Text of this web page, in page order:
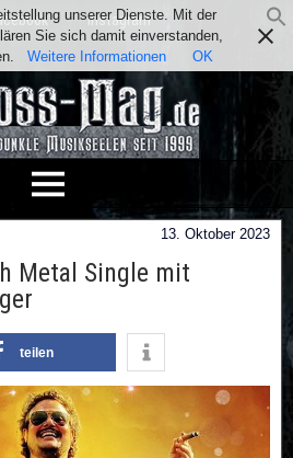
Instagram
13. Oktober 2023
Metal Single mit
teilen
unserer Dienste. Mit der
Sie sich damit einverstanden,
Weitere Informationen OK